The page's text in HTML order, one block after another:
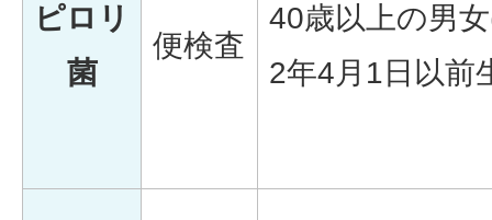
ピロリ
菌
便検査
40歳以上の男
2年4月1日以前